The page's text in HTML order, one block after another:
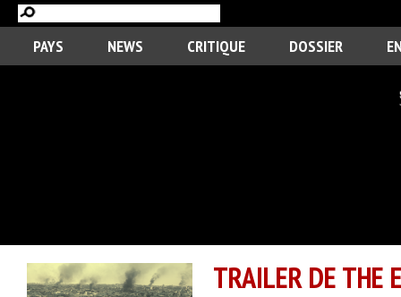
PAYS NEWS CRITIQUE DOSSIER
TRAILER DE THE